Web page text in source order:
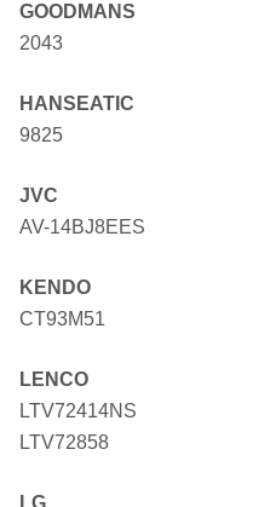
GOODMANS
2043
HANSEATIC
9825
JVC
AV-14BJ8EES
KENDO
CT93M51
LENCO
LTV72414NS
LTV72858